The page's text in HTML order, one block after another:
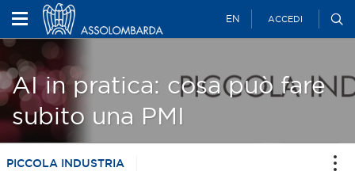
EN ACCEDI
AI in pratica: cosa può fare
subito una PMI
PICCOLA INDUSTRIA